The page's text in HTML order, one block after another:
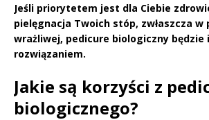
Jeśli priorytetem jest dla Ciebie
pielęgnacja Twoich stóp, zwłaszcza w
wrażliwej, pedicure biologiczny będzie
rozwiązaniem.
Jakie są korzyści z
biologicznego?